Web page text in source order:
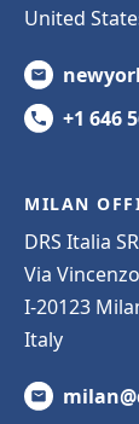
United
+1 646
MILAN
DRS Italia
Via
I-20123
Italy